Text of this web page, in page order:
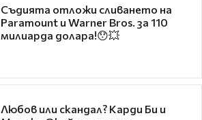
Съдията отложи сливането на
Paramount и Warner Bros. за 110
милиарда долара!😯💥
Любов или скандал? Карди Би и